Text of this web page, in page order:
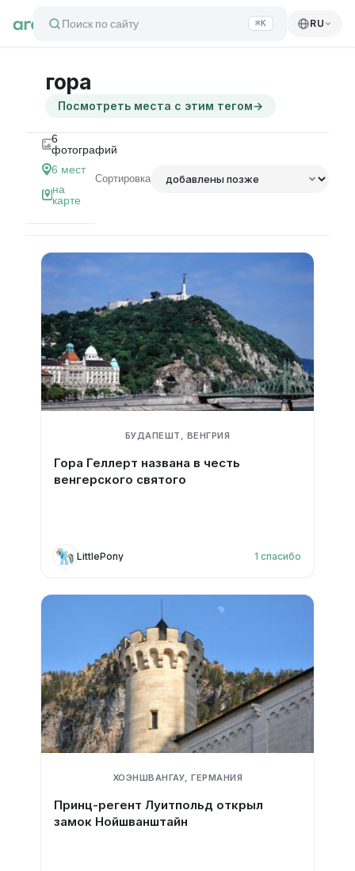
Поиск по сайту ⌘K RU
гора
Посмотреть места с этим тегом→
6
фотографий
6 мест
на
карте
Сортировка
БУДАПЕШТ, ВЕНГРИЯ
Гора Геллерт названа в честь
венгерского святого
LittlePony 1 спасибо
ХОЭНШВАНГАУ, ГЕРМАНИЯ
Принц-регент Луитпольд открыл
замок Нойшванштайн